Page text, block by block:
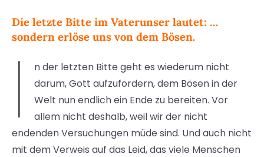
Die letzte Bitte im Vaterunser lautet: …
sondern erlöse uns von dem Bösen.
I
n der letzten Bitte geht es wiederum nicht
darum, Gott aufzufordern, dem Bösen in der
Welt nun endlich ein Ende zu bereiten. Vor
allem nicht deshalb, weil wir der nicht
endenden Versuchungen müde sind. Und auch nicht
mit dem Verweis auf das Leid, das viele Menschen